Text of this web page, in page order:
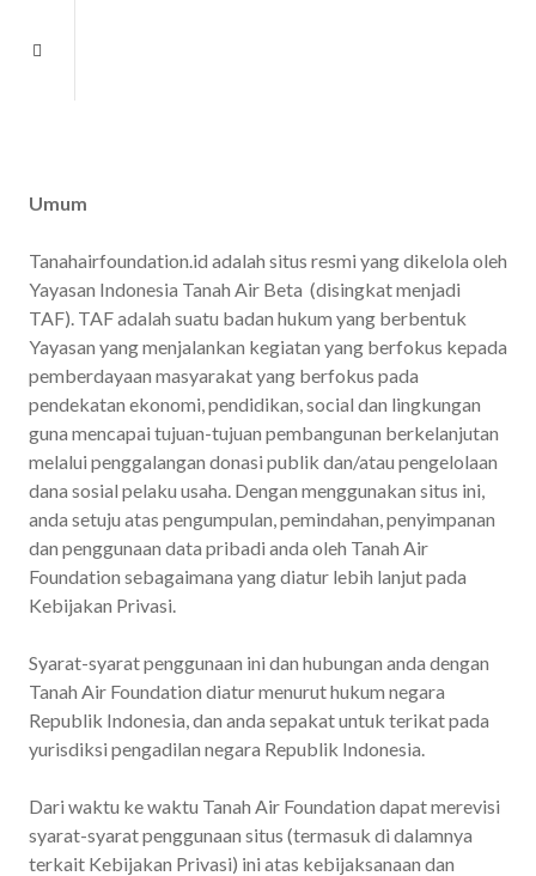
Umum
Tanahairfoundation.id adalah situs resmi yang dikelola oleh
Yayasan Indonesia Tanah Air Beta (disingkat menjadi
TAF). TAF adalah suatu badan hukum yang berbentuk
Yayasan yang menjalankan kegiatan yang berfokus kepada
pemberdayaan masyarakat yang berfokus pada
pendekatan ekonomi, pendidikan, social dan lingkungan
guna mencapai tujuan-tujuan pembangunan berkelanjutan
melalui penggalangan donasi publik dan/atau pengelolaan
dana sosial pelaku usaha. Dengan menggunakan situs ini,
anda setuju atas pengumpulan, pemindahan, penyimpanan
dan penggunaan data pribadi anda oleh Tanah Air
Foundation sebagaimana yang diatur lebih lanjut pada
Kebijakan Privasi.
Syarat-syarat penggunaan ini dan hubungan anda dengan
Tanah Air Foundation diatur menurut hukum negara
Republik Indonesia, dan anda sepakat untuk terikat pada
yurisdiksi pengadilan negara Republik Indonesia.
Dari waktu ke waktu Tanah Air Foundation dapat merevisi
syarat-syarat penggunaan situs (termasuk di dalamnya
terkait Kebijakan Privasi) ini atas kebijaksanaan dan